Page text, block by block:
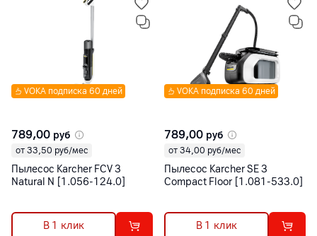
VOKA подписка 60 дней
789,00 руб
от 33,50 руб/мес
Пылесос Karcher FCV 3
Natural N [1.056-124.0]
В 1 клик
VOKA подписка 60 дней
789,00 руб
от 34,00 руб/мес
Пылесос Karcher SE 3
Compact Floor [1.081-533.0]
В 1 клик